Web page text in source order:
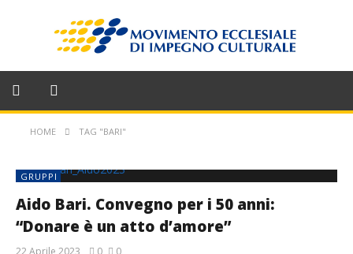
HOME TAG "BARI"
GRUPPI
Aido Bari. Convegno per i 50 anni:
“Donare è un atto d’amore”
22 Aprile 2023 0 0